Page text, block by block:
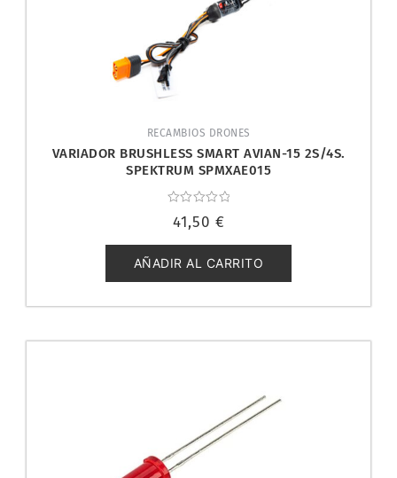
RECAMBIOS DRONES
VARIADOR BRUSHLESS SMART AVIAN-15 2S/4S.
SPEKTRUM SPMXAE015
con
de
5
41,50 €
AÑADIR AL CARRITO